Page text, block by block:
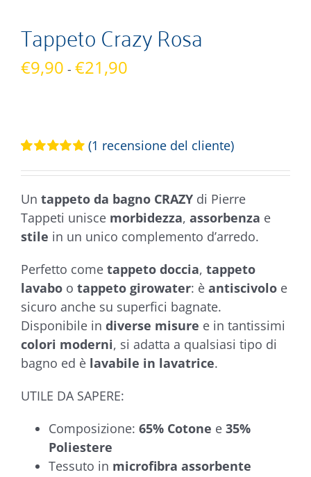
Tappeto Crazy Rosa
€9,90 - €21,90
€9,90
€21,90
5.00su 5 su
recensioni
(1 recensione del cliente)
Un tappeto da bagno CRAZY di Pierre
Tappeti unisce morbidezza, assorbenza e
stile in un unico complemento d’arredo.
Perfetto come tappeto doccia, tappeto
lavabo o tappeto girowater: è antiscivolo e
sicuro anche su superfici bagnate.
Disponibile in diverse misure e in tantissimi
colori moderni, si adatta a qualsiasi tipo di
bagno ed è lavabile in lavatrice.
UTILE DA SAPERE:
Composizione: 65% Cotone e 35%
Poliestere
Tessuto in microfibra assorbente